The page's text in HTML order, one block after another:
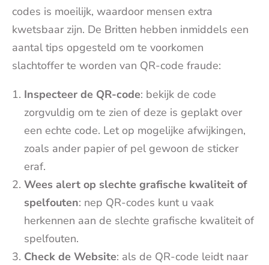
codes is moeilijk, waardoor mensen extra
kwetsbaar zijn. De Britten hebben inmiddels een
aantal tips opgesteld om te voorkomen
slachtoffer te worden van QR-code fraude:
Inspecteer de QR-code: bekijk de code
zorgvuldig om te zien of deze is geplakt over
een echte code. Let op mogelijke afwijkingen,
zoals ander papier of pel gewoon de sticker
eraf.
Wees alert op slechte grafische kwaliteit of
spelfouten: nep QR-codes kunt u vaak
herkennen aan de slechte grafische kwaliteit of
spelfouten.
Check de Website: als de QR-code leidt naar